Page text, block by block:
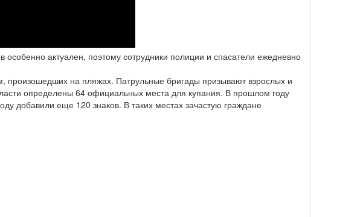
актуален, поэтому сотрудники полиции и спасатели ежедневно
произошедших на пляжах. Патрульные бригады призывают взрослых и
определены 64 официальных места для купания. В прошлом году
добавили еще 120 знаков. В таких местах зачастую граждане